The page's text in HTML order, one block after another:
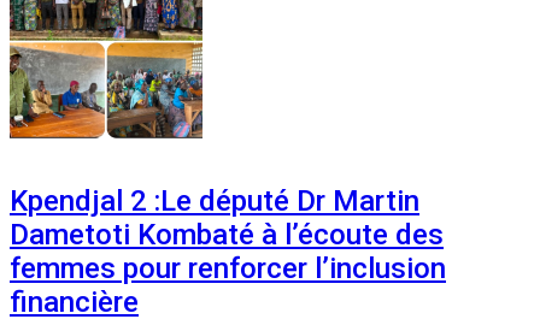
Kpendjal 2 :Le député Dr Martin
Dametoti Kombaté à l’écoute des
femmes pour renforcer l’inclusion
financière